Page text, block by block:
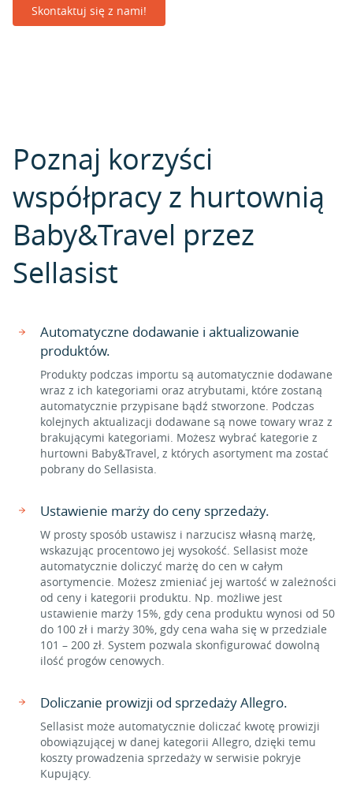
Skontaktuj się z nami!
Poznaj korzyści
współpracy z hurtownią
Baby&Travel przez
Sellasist
Automatyczne dodawanie i aktualizowanie
produktów.
Produkty podczas importu są automatycznie dodawane
wraz z ich kategoriami oraz atrybutami, które zostaną
automatycznie przypisane bądź stworzone. Podczas
kolejnych aktualizacji dodawane są nowe towary wraz z
brakującymi kategoriami. Możesz wybrać kategorie z
hurtowni Baby&Travel, z których asortyment ma zostać
pobrany do Sellasista.
Ustawienie marży do ceny sprzedaży.
W prosty sposób ustawisz i narzucisz własną marżę,
wskazując procentowo jej wysokość. Sellasist może
automatycznie doliczyć marżę do cen w całym
asortymencie. Możesz zmieniać jej wartość w zależności
od ceny i kategorii produktu. Np. możliwe jest
ustawienie marży 15%, gdy cena produktu wynosi od 50
do 100 zł i marży 30%, gdy cena waha się w przedziale
101 – 200 zł. System pozwala skonfigurować dowolną
ilość progów cenowych.
Doliczanie prowizji od sprzedaży Allegro.
Sellasist może automatycznie doliczać kwotę prowizji
obowiązującej w danej kategorii Allegro, dzięki temu
koszty prowadzenia sprzedaży w serwisie pokryje
Kupujący.